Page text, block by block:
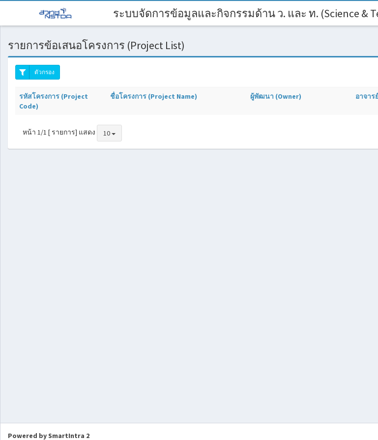
ระบบจัดการข้อมูลและกิจกรรมด้าน ว. และ ท. (Science &
รายการข้อเสนอโครงการ (Project List)
ตัวกรอง
รหัสโครงการ (Project
Code)
ชื่อโครงการ (Project Name) ผู้พัฒนา (Owner) อาจาร
หน้า 1/1 [ รายการ] แสดง 10
Powered by SmartIntra 2